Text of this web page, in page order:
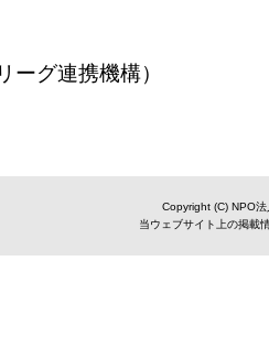
ーグ連携機構）
Copyright (C) NPO
当ウェブサイト上の掲載